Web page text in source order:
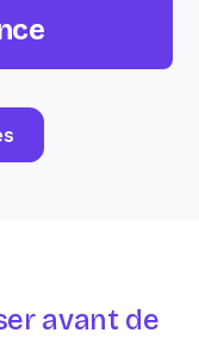
avant de